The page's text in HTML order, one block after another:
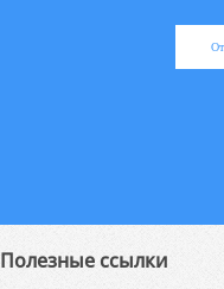
Полезные ссылки